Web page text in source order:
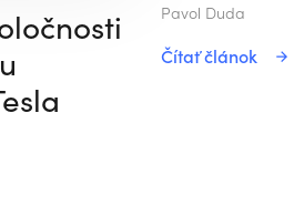
Pavol Duda
Čítať článok